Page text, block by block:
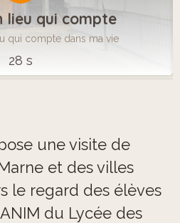
lieu qui compte
qui compte dans ma vie
28 s
une visite de
et des villes
le regard des élèves
du Lycée des